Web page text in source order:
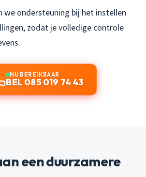
we ondersteuning bij het instellen
zodat je volledige controle
NU BEREIKBAAR
BEL 085 019 74 43
een duurzamere